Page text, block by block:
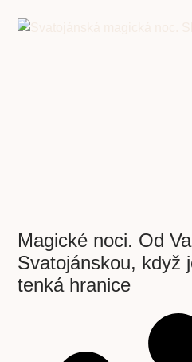
Magické noci. Od
Svatojánskou, když
tenká hranice